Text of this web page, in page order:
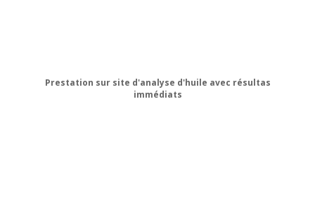
Prestation sur site d'analyse d'huile avec résultas
immédiats